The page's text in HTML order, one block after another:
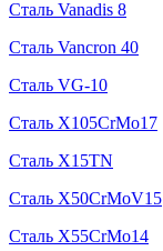
Сталь Vanadis 8
Сталь Vancron 40
Сталь VG-10
Сталь X105CrMo17
Сталь X15TN
Сталь X50CrMoV15
Сталь X55CrMo14